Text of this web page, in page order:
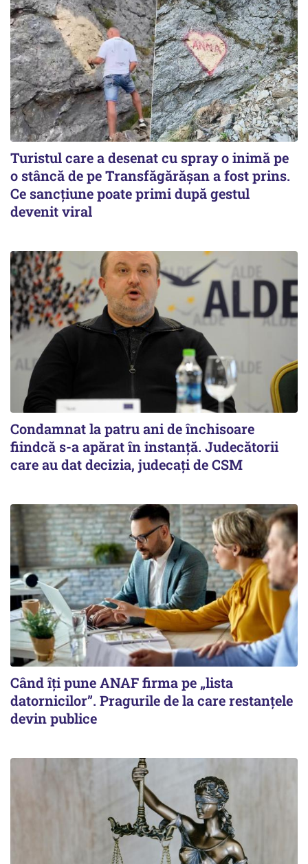
Turistul care a desenat cu spray o inimă pe
o stâncă de pe Transfăgărășan a fost prins.
Ce sancțiune poate primi după gestul
devenit viral
Condamnat la patru ani de închisoare
fiindcă s-a apărat în instanță. Judecătorii
care au dat decizia, judecați de CSM
Când îți pune ANAF firma pe „lista
datornicilor”. Pragurile de la care restanțele
devin publice